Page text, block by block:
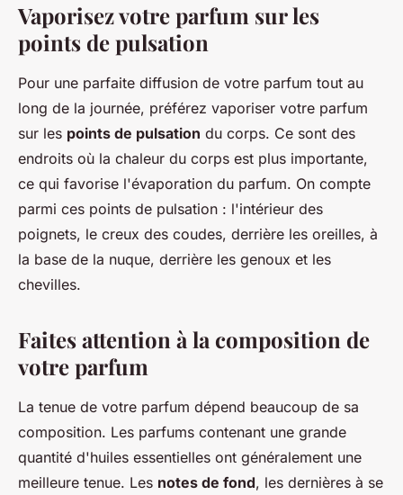
Vaporisez votre parfum sur les
points de pulsation
Pour une parfaite diffusion de votre parfum tout au
long de la journée, préférez vaporiser votre parfum
sur les points de pulsation du corps. Ce sont des
endroits où la chaleur du corps est plus importante,
ce qui favorise l'évaporation du parfum. On compte
parmi ces points de pulsation : l'intérieur des
poignets, le creux des coudes, derrière les oreilles, à
la base de la nuque, derrière les genoux et les
chevilles.
Faites attention à la composition de
votre parfum
La tenue de votre parfum dépend beaucoup de sa
composition. Les parfums contenant une grande
quantité d'huiles essentielles ont généralement une
meilleure tenue. Les notes de fond, les dernières à se